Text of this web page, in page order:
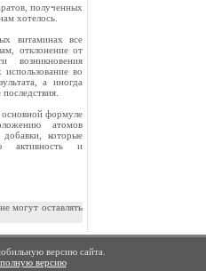
полученных
хотелось.
витаминах все
отклонение от
возникновения
во
а иногда
основной формуле
атомов
которые
активность и
могут оставлять
версию сайта.
полную версию